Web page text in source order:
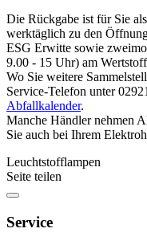
Die Rückgabe ist für Sie
werktäglich zu den
ESG Erwitte sowie
9.00 - 15 Uhr) am
Wo Sie weitere
Service-Telefon unter
Abfallkalender.
Manche Händler nehmen
Sie auch bei Ihrem
Leuchtstofflampen
Seite teilen
Service